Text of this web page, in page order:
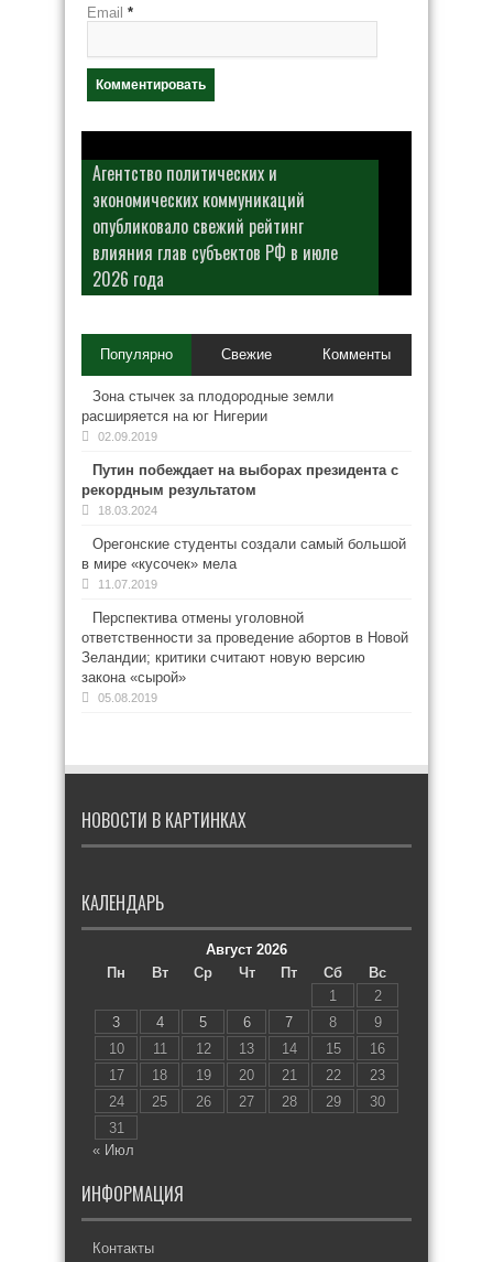
Email *
Агентство политических и
экономических коммуникаций
опубликовало свежий рейтинг
влияния глав субъектов РФ в июле
2026 года
Популярно Свежие Комменты
Зона стычек за плодородные земли
расширяется на юг Нигерии
02.09.2019
Путин побеждает на выборах президента с
рекордным результатом
18.03.2024
Орегонские студенты создали самый большой
в мире «кусочек» мела
11.07.2019
Перспектива отмены уголовной
ответственности за проведение абортов в Новой
Зеландии; критики считают новую версию
закона «сырой»
05.08.2019
НОВОСТИ В КАРТИНКАХ
КАЛЕНДАРЬ
Август 2026
Пн
Вт Ср Чт Пт Сб
Вс
1
2
3
4 5 6 7 8
9
10
11 12 13 14 15
16
17
18 19 20 21 22
23
24
25 26 27 28 29
30
31
« Июл
ИНФОРМАЦИЯ
Контакты